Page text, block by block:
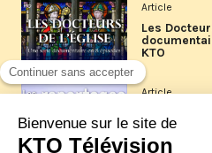
Article
Les
KTO
Article
Les